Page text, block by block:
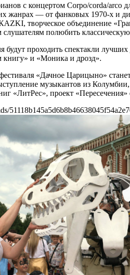
с концертом Corpo/corda/arco
жанрах — от фанковых 1970-х и
творческое объединение
полюбить
будут проходить спектакли
книгу» и «Моника и дрозд».
«Дачное Царицыно»
музыкантов из
«ЛитРес», проект